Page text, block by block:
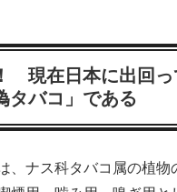
現在日本に出回っ
タバコ」である
ナス科タバコ属の植物